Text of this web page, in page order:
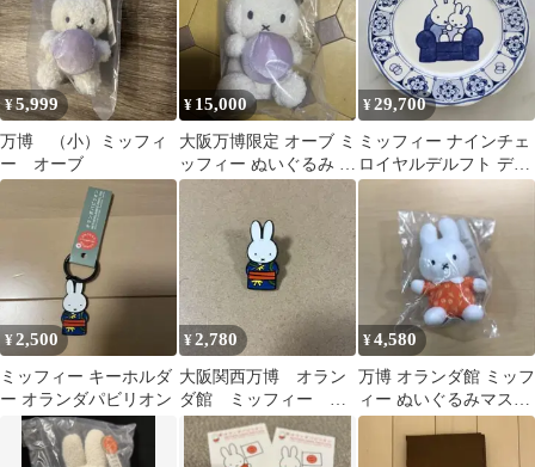
¥5,999
万博 （小）ミッフィ
ー オーブ
¥ 15,000
大阪万博限定 オーブ ミ
ッフィー ぬいぐるみ 大
オランダ館限定 新品未
¥29,700
ミッフィー ナインチェ
ロイヤルデルフト デル
フト焼 オランダ アンテ
ィーク 皿
¥2,500
ミッフィー キーホルダ
ー オランダパビリオン
¥2,780
大阪関西万博 オラン
ダ館 ミッフィー ピ
ンバッジ
¥4,580
万博 オランダ館 ミッフ
ィー ぬいぐるみマスコ
ット